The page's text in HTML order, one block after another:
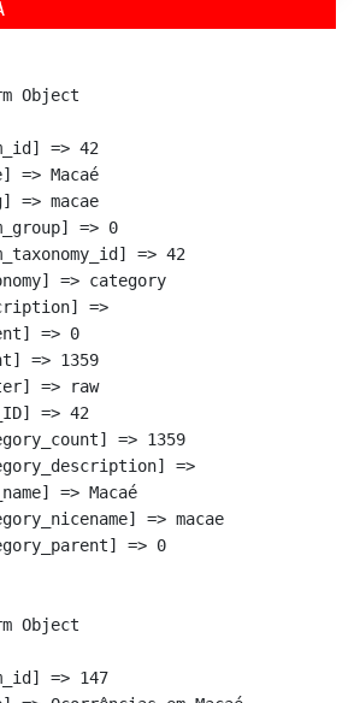
Object
=> 42
=> Macaé
=> macae
=> 0
=> 42
=> category
=>
=> 0
=> 1359
=> raw
=> 42
=> 1359
=>
=> Macaé
=> macae
=> 0
Object
=> 147